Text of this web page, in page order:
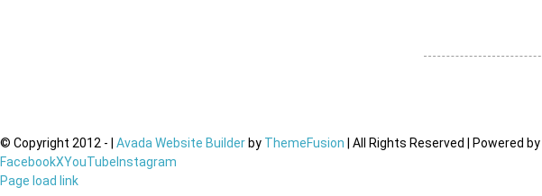
© Copyright 2012 - Avada Website Builder by ThemeFusion | All Rights Reserved | Powered by
FacebookXYouTube Instagram
Page load link